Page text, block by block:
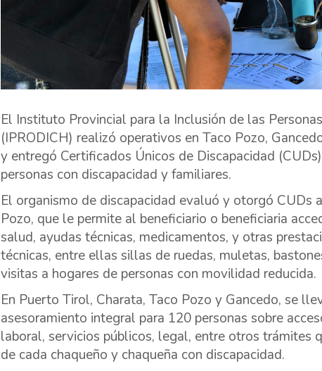
El Instituto Provincial para la Inclusión de las
(IPRODICH) realizó operativos en Taco Pozo,
y entregó Certificados Únicos de Discapacidad
personas con discapacidad y familiares.
El organismo de discapacidad evaluó y otorgó CUDs
Pozo, que le permite al beneficiario o beneficiaria
salud, ayudas técnicas, medicamentos, y otras
técnicas, entre ellas sillas de ruedas, muletas,
visitas a hogares de personas con movilidad reducida.
En Puerto Tirol, Charata, Taco Pozo y Gancedo, se
asesoramiento integral para 120 personas sobre
laboral, servicios públicos, legal, entre otros trámites
de cada chaqueño y chaqueña con discapacidad.